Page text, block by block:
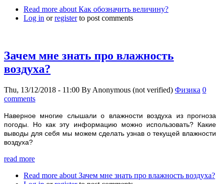
Read more about Как обозначить величину?
Log in orregisterto post comments
Зачем мне знать про влажность
воздуха?
Thu, 13/12/2018 - 11:00 By Anonymous (not verified) Физика 0
comments
Наверное многие слышали о влажности воздуха из прогноза
погоды. Но как эту информацию можно использовать? Какие
выводы для себя мы можем сделать узнав о текущей влажности
воздуха?
read more
Read more about Зачем мне знать про влажность воздуха?